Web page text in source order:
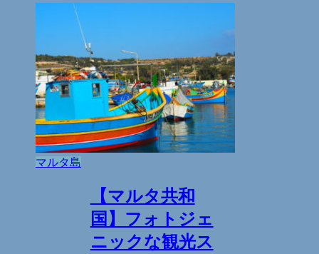
マルタ島
【マルタ共和
国】フォトジェ
ニックな観光ス